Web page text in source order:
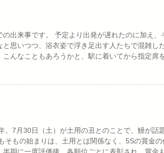
の出来事です。 予定より出発が遅れたのに加え
と思いつつ、浴衣姿で浮き足出す人たちで混雑
こんなこともあろうかと、駅に着いてから指定席
、7月30日（土）が土用の丑とのことで、鰻が話
そもの始まりは、土用とは関係なく、5Sの賞金